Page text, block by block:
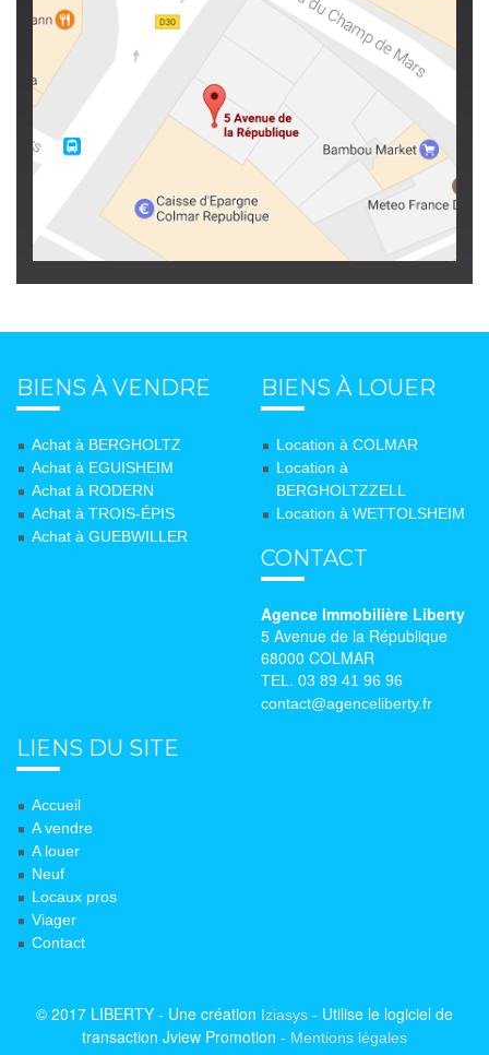
BIENS À VENDRE
Achat à BERGHOLTZ
Achat à EGUISHEIM
Achat à RODERN
Achat à TROIS-ÉPIS
Achat à GUEBWILLER
BIENS À LOUER
Location à COLMAR
Location à
BERGHOLTZZELL
Location à WETTOLSHEIM
CONTACT
Agence Immobilière Liberty
5 Avenue de la République
68000 COLMAR
TEL. 03 89 41 96 96
contact@agenceliberty.fr
LIENS DU SITE
Accueil
A vendre
A louer
Neuf
Locaux pros
Viager
Contact
© 2017 LIBERTY - Une création Iziasys - Utilise le logiciel de
transaction Jview Promotion - Mentions légales